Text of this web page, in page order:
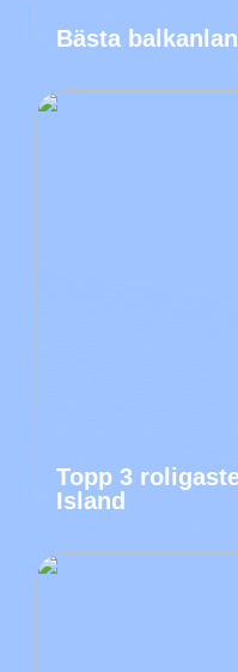
Bästa
Topp 3
Island